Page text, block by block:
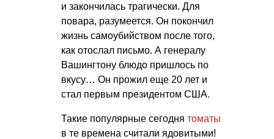
и закончилась трагически. Для
повара, разумеется. Он покон­чил
жизнь самоубийством после того,
как отослал письмо. А генералу
Вашингтону блюдо пришлось по
вкусу… Он прожил еще 20 лет и
стал первым президентом США.
Такие популярные сегодня томаты
в те времена считали ядови­тыми!